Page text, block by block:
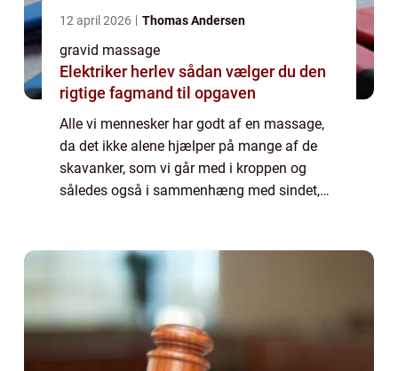
12 april 2026 Thomas Andersen
gravid massage
Elektriker herlev sådan vælger du den
rigtige fagmand til opgaven
Alle vi mennesker har godt af en massage,
da det ikke alene hjælper på mange af de
skavanker, som vi går med i kroppen og
således også i sammenhæng med sindet,